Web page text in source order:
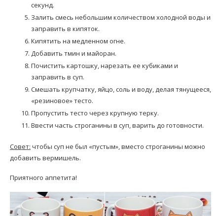
секунд.
Залить смесь небольшим количеством холодной воды и
заправить в кипяток.
Кипятить на медленном огне.
Добавить тмин и майоран.
Почистить картошку, нарезать ее кубиками и
заправить в суп.
Смешать крупчатку, яйцо, соль и воду, делая тянущееся,
«резиновое» тесто.
Пропустить тесто через крупную терку.
Ввести часть строганины в суп, варить до готовности.
Совет: чтобы суп не был «пустым», вместо строганины можно
добавить вермишель.
Приятного аппетита!